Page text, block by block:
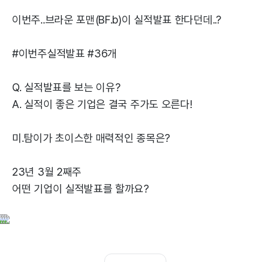
이번주..브라운 포맨(BF.b)이 실적발표 한다던데..?
#이번주실적발표 #36개
Q. 실적발표를 보는 이유?
A. 실적이 좋은 기업은 결국 주가도 오른다!
미.탐이가 초이스한 매력적인 종목은?
23년 3월 2째주
어떤 기업이 실적발표를 할까요?